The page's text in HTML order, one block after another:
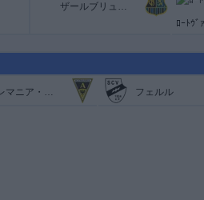
ザールブリュッケン
ﾛｰﾄｳﾞ
アレマニア・アーヘン フェルル